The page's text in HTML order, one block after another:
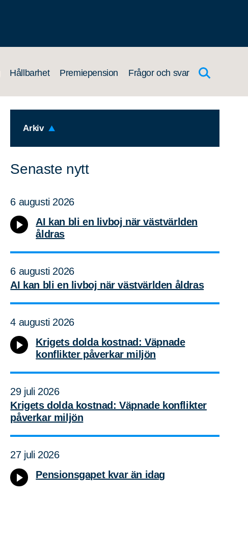
Hållbarhet Premiepension Frågor och svar
Arkiv
Senaste nytt
6 augusti 2026
AI kan bli en livboj när västvärlden
åldras
6 augusti 2026
AI kan bli en livboj när västvärlden åldras
4 augusti 2026
Krigets dolda kostnad: Väpnade
konflikter påverkar miljön
29 juli 2026
Krigets dolda kostnad: Väpnade konflikter
påverkar miljön
27 juli 2026
Pensionsgapet kvar än idag